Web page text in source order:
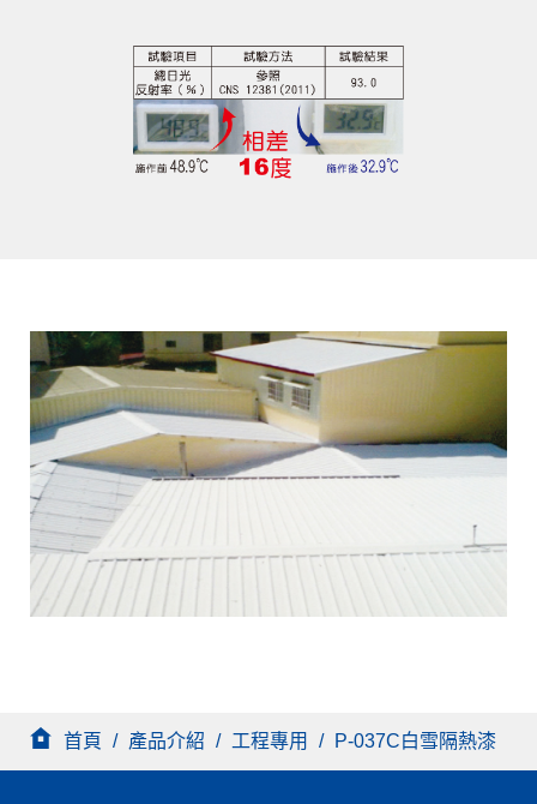
首頁 / 產品介紹 / 工程專用 / P-037C白雪隔熱漆